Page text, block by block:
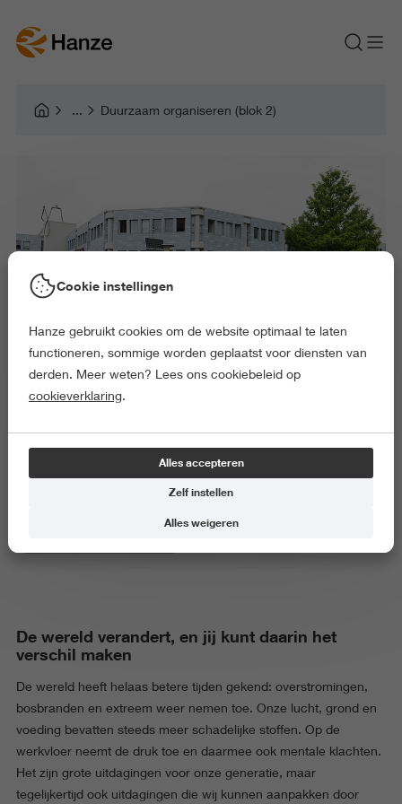
Duurzaam organiseren (blok 2)
Duurzaam organiseren (blok 2)
De wereld verandert, en jij kunt daarin het
verschil maken
De wereld heeft helaas betere tijden gekend: overstromingen,
bosbranden en extreem weer nemen toe. Onze lucht, grond en
voeding bevatten steeds meer schadelijke stoffen. Op de
werkvloer neemt de druk toe en daarmee ook mentale klachten.
Het zijn grote uitdagingen voor onze generatie, maar
tegelijkertijd ook uitdagingen die wij kunnen aanpakken door
Cookie instellingen
Hanze gebruikt cookies om de website optimaal te laten
functioneren, sommige worden geplaatst voor diensten van
derden. Meer weten? Lees ons cookiebeleid op
cookieverklaring.
Alles accepteren
Zelf instellen
Alles weigeren